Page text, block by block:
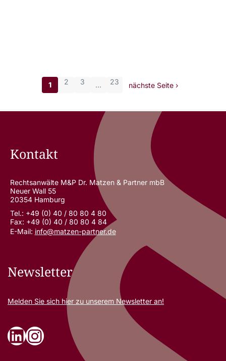
1 2 3 … 23 nächste Seite ›
Kontakt
Rechtsanwälte M&P Dr. Matzen & Partner mbB
Neuer Wall 55
20354 Hamburg
Tel.: +49 (0) 40 / 80 80 4 80
Fax: +49 (0) 40 / 80 80 4 84
E-Mail: info@matzen-partner.de
Newsletter
Melden Sie sich hier zu unserem Newsletter an!
LinkedIn
Instagram